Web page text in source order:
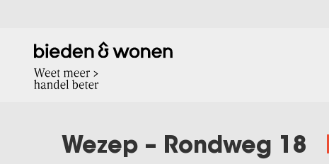
Wezep – Rondweg 18